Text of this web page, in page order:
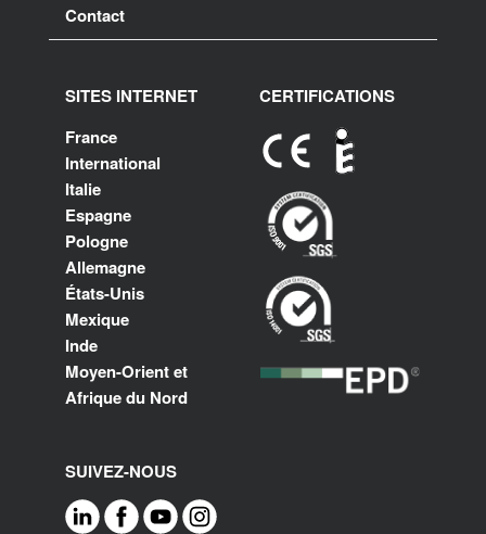
Contact
SITES INTERNET
France
International
Italie
Espagne
Pologne
Allemagne
États-Unis
Mexique
Inde
Moyen-Orient et
Afrique du Nord
CERTIFICATIONS
SUIVEZ-NOUS